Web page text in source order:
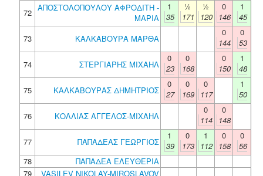
72 ΑΠΟΣΤΟΛΟΠΟΥΛΟΥ ΑΦΡΟΔΙΤΗ -
ΜΑΡΙΑ
1
35
½
171
½
120
0
146
1
45
73
ΚΑΛΚΑΒΟΥΡΑ ΜΑΡΘΑ
0
144
0
53
74
ΣΤΕΡΓΙΑΡΗΣ ΜΙΧΑΗΛ
0
23
0
168
0
150
1
48
75
ΚΑΛΚΑΒΟΥΡΑΣ ΔΗΜΗΤΡΙΟΣ
0
27
0
169
0
117
1
50
76
ΚΟΛΛΙΑΣ ΑΓΓΕΛΟΣ-ΜΙΧΑΗΛ
0
114
0
148
77
ΠΑΠΑΔΕΑΣ ΓΕΩΡΓΙΟΣ
1
39
0
173
1
112
0
158
0
56
78
ΠΑΠΑΔΕΑ ΕΛΕΥΘΕΡΙΑ
79
VASILEV NIKOLAY-MIROSLAVOV